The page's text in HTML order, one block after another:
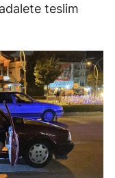
Malatya
Kahramanmaraş
Mardin
Muğla
Muş
teslim